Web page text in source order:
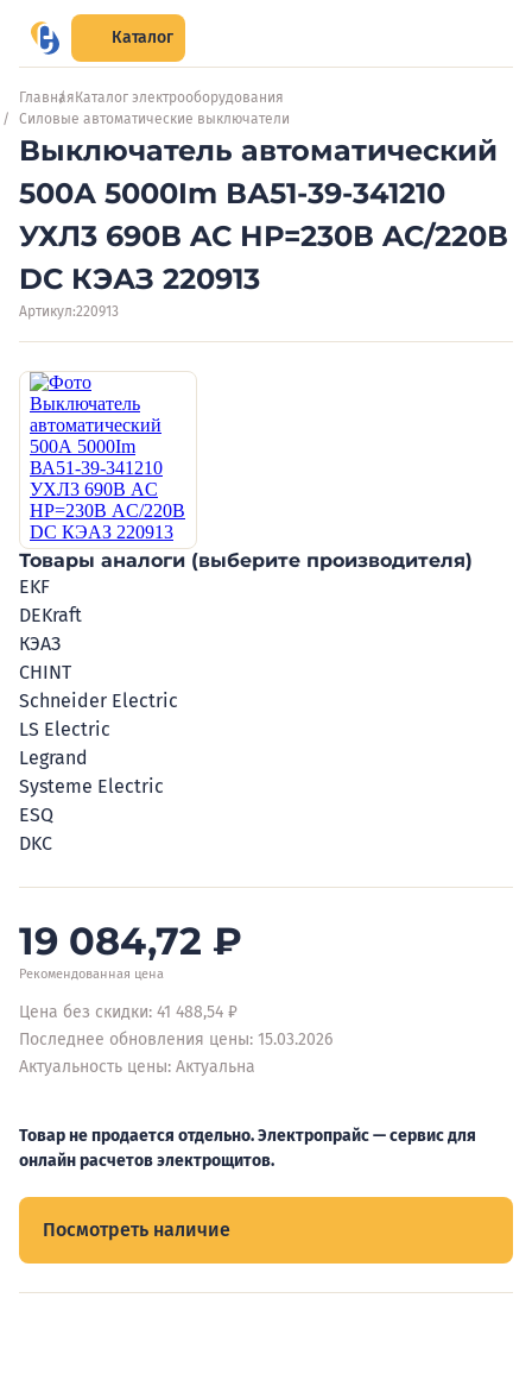
Каталог
Главная Каталог электрооборудования
Силовые автоматические выключатели
Выключатель автоматический
500А 5000Im ВА51-39-341210
УХЛ3 690В AC НР=230В AC/220В
DC КЭАЗ 220913
Артикул:220913
Товары аналоги (выберите производителя)
EKF
DEKraft
КЭАЗ
CHINT
Schneider Electric
LS Electric
Legrand
Systeme Electric
ESQ
DKC
19 084,72 ₽
Рекомендованная цена
Цена без скидки: 41 488,54 ₽
Последнее обновления цены: 15.03.2026
Актуальность цены: Актуальна
Товар не продается отдельно. Электропрайс — сервис для
онлайн расчетов электрощитов.
Посмотреть наличие